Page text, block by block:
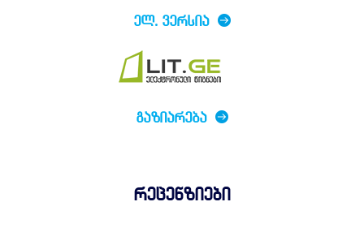
ᲔᲚ. ᲕᲔᲠᲡᲘᲐ
ᲒᲐᲖᲘᲐᲠᲔᲑᲐ
რეცენზიები